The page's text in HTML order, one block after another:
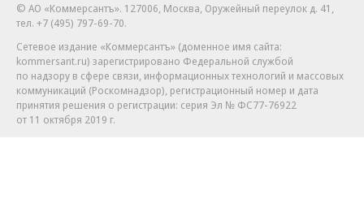
© АО «Коммерсантъ». 127006, Москва, Оружейный переулок д. 41,
тел. +7 (495) 797-69-70.
Сетевое издание «Коммерсантъ» (доменное имя сайта:
kommersant.ru) зарегистрировано Федеральной службой
по надзору в сфере связи, информационных технологий и массовых
коммуникаций (Роскомнадзор), регистрационный номер и дата
принятия решения о регистрации: серия Эл № ФС77-76922
от 11 октября 2019 г.